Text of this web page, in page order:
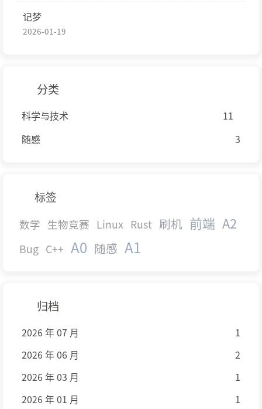
记梦
2026-01-19
分类
科学与技术
11
随感
3
标签
数学 生物竞赛 Linux Rust 刷机 前端 A2
Bug C++ A0 随感 A1
归档
2026 年 07 月
1
2026 年 06 月
2
2026 年 03 月
1
2026 年 01 月
1